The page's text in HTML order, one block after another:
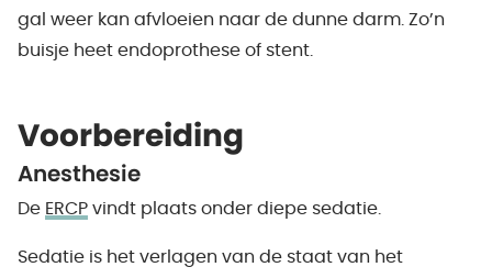
gal weer kan afvloeien naar de dunne darm. Zo’n
buisje heet endoprothese of stent.
Voorbereiding
Anesthesie
De ERCP vindt plaats onder diepe sedatie.
Sedatie is het verlagen van de staat van het